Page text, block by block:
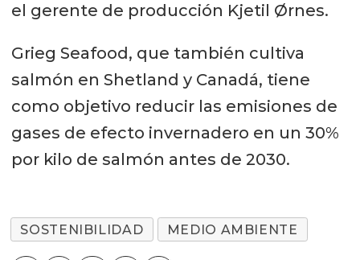
el gerente de producción Kjetil Ørnes.
Grieg Seafood, que también cultiva
salmón en Shetland y Canadá, tiene
como objetivo reducir las emisiones de
gases de efecto invernadero en un 30%
por kilo de salmón antes de 2030.
SOSTENIBILIDAD MEDIO AMBIENTE